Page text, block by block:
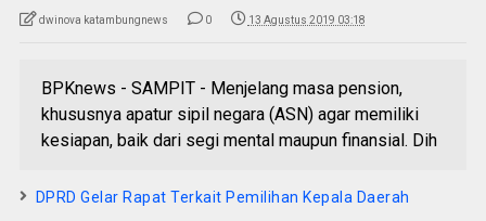
dwinova katambungnews 0 13 Agustus 2019 03:18
BPKnews - SAMPIT - Menjelang masa pension,
khususnya apatur sipil negara (ASN) agar memiliki
kesiapan, baik dari segi mental maupun finansial. Dih
DPRD Gelar Rapat Terkait Pemilihan Kepala Daerah